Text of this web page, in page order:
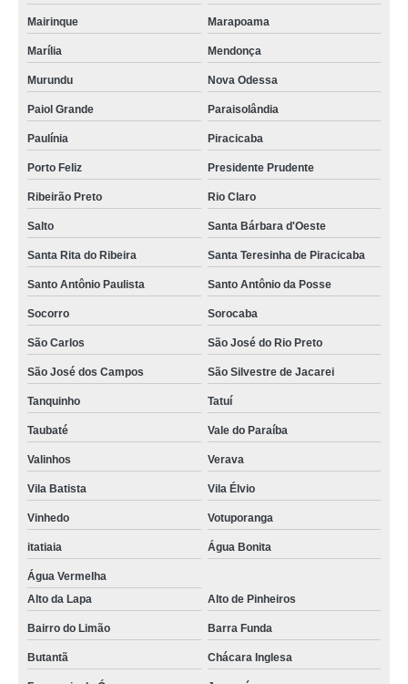
Mairinque Marapoama
Marília Mendonça
Murundu Nova Odessa
Paiol Grande Paraisolândia
Paulínia Piracicaba
Porto Feliz Presidente Prudente
Ribeirão Preto Rio Claro
Salto Santa Bárbara d'Oeste
Santa Rita do Ribeira Santa Teresinha de Piracicaba
Santo Antônio Paulista Santo Antônio da Posse
Socorro Sorocaba
São Carlos São José do Rio Preto
São José dos Campos São Silvestre de Jacarei
Tanquinho Tatuí
Taubaté Vale do Paraíba
Valinhos Verava
Vila Batista Vila Élvio
Vinhedo Votuporanga
itatiaia Água Bonita
Água Vermelha
Alto da Lapa
Alto de Pinheiros
Bairro do Limão Barra Funda
Butantã Chácara Inglesa